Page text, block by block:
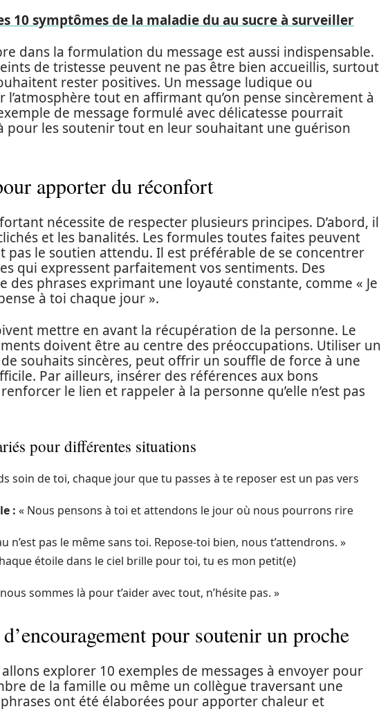
10 symptômes de la maladie du au sucre à surveiller
dans la formulation du message est aussi indispensable.
de tristesse peuvent ne pas être bien accueillis, surtout
rester positives. Un message ludique ou
tout en affirmant qu’on pense sincèrement à
de message formulé avec délicatesse pourrait
pour les soutenir tout en leur souhaitant une guérison
apporter du réconfort
nécessite de respecter plusieurs principes. D’abord, il
et les banalités. Les formules toutes faites peuvent
pas le soutien attendu. Il est préférable de se concentrer
qui expressent parfaitement vos sentiments. Des
des phrases exprimant une loyauté constante, comme « Je
à toi chaque jour ».
mettre en avant la récupération de la personne. Le
doivent être au centre des préoccupations. Utiliser un
souhaits sincères, peut offrir un souffle de force à une
Par ailleurs, insérer des références aux bons
le lien et rappeler à la personne qu’elle n’est pas
pour différentes situations
soin de toi, chaque jour que tu passes à te reposer est un pas vers
: « Nous pensons à toi et attendons le jour où nous pourrons rire
n’est pas le même sans toi. Repose-toi bien, nous t’attendrons. »
étoile dans le ciel brille pour toi, tu es mon petit(e)
sommes là pour t’aider avec tout, n’hésite pas. »
pour soutenir un proche
explorer 10 exemples de messages à envoyer pour
de la famille ou même un collègue traversant une
ont été élaborées pour apporter chaleur et